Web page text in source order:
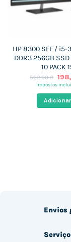
HP 8300 SFF / i5-
DDR3 256GB
10 PACK
562,00€ O
era:
impostos
Adicionar
Envios